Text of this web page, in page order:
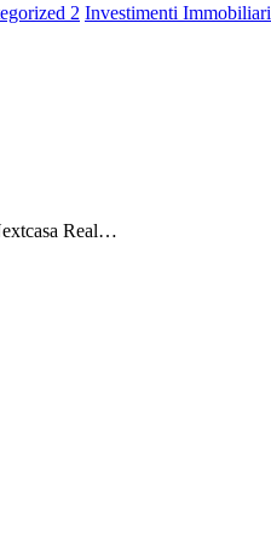
2 Investimenti Immobiliari
Real…